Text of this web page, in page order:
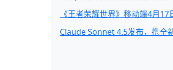
《王者荣耀世界》移动端4月17
Claude Sonnet 4.5发布，携全